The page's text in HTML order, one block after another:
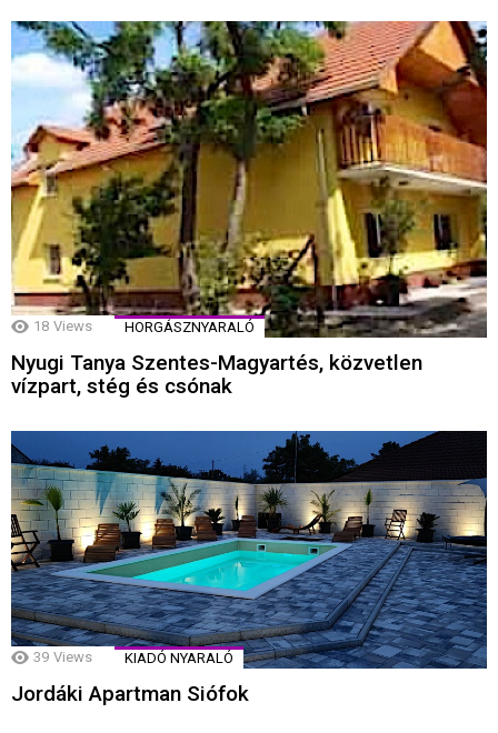
18 Views HORGÁSZNYARALÓ
Nyugi Tanya Szentes-Magyartés, közvetlen
vízpart, stég és csónak
39 Views KIADÓ NYARALÓ
Jordáki Apartman Siófok